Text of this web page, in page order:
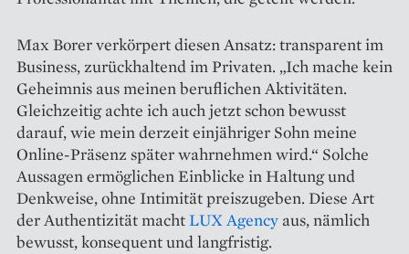
Max Borer verkörpert diesen Ansatz: transparent im
Business, zurückhaltend im Privaten. „Ich mache kein
Geheimnis aus meinen beruflichen Aktivitäten.
Gleichzeitig achte ich auch jetzt schon bewusst
darauf, wie mein derzeit einjähriger Sohn meine
Online-Präsenz später wahrnehmen wird.“ Solche
Aussagen ermöglichen Einblicke in Haltung und
Denkweise, ohne Intimität preiszugeben. Diese Art
der Authentizität machtLUX Agency aus, nämlich
bewusst, konsequent und langfristig.